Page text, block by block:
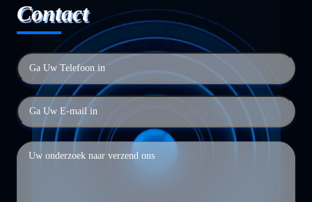
Contact